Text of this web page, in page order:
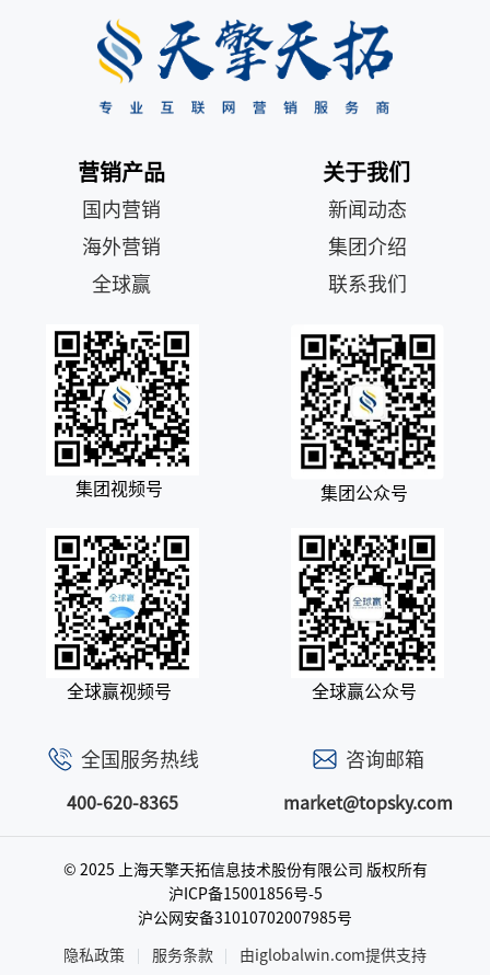
营销产品
国内营销
海外营销
全球赢
关于我们
新闻动态
集团介绍
联系我们
集团视频号 集团公众号
全球赢视频号 全球赢公众号
全国服务热线
400-620-8365
咨询邮箱
market@topsky.com
© 2025 上海天擎天拓信息技术股份有限公司 版权所有
沪ICP备15001856号-5
沪公网安备31010702007985号
隐私政策 服务条款 由iglobalwin.com提供支持